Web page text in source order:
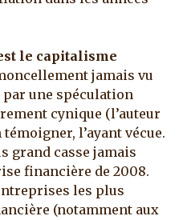
le capitalisme
jamais vu
une spéculation
cynique (l’auteur
l’ayant vécue.
grand casse jamais
financière de 2008.
les plus
(notamment aux